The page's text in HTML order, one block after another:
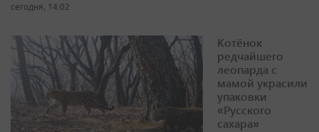
сегодня, 14:02
Котёнок
редчайшего
леопарда с
мамой украсили
упаковки
«Русского
сахара»